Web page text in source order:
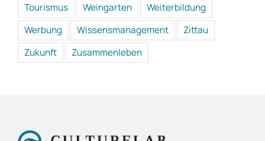
Tourismus
Weingarten
Weiterbildung
Werbung
Wissensmanagement
Zittau
Zukunft
Zusammenleben